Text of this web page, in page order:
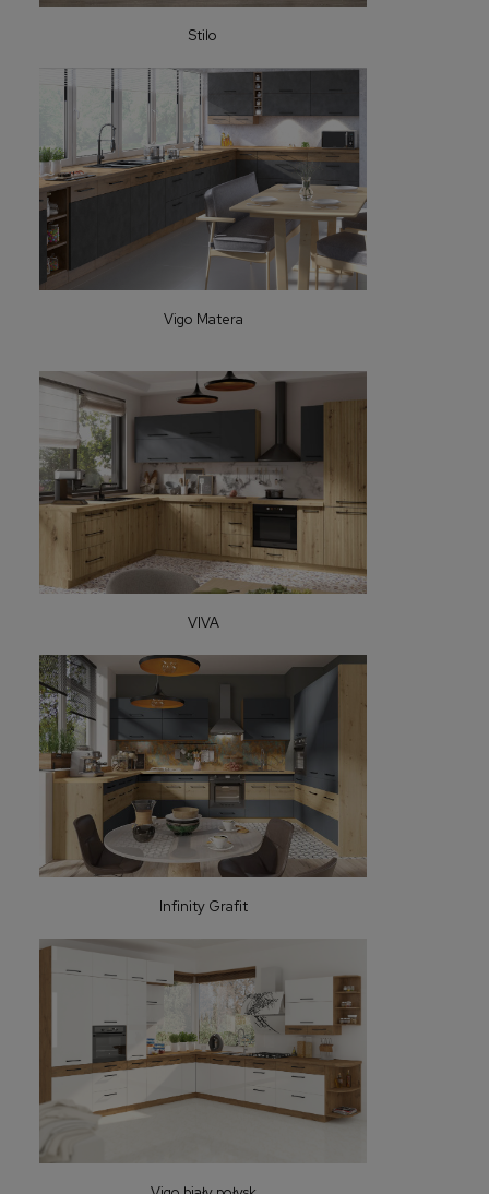
Stilo
Vigo Matera
VIVA
Infinity Grafit